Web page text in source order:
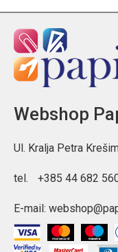
Webshop
Ul. Kralja Petra
tel. +385 44 682
E-mail: